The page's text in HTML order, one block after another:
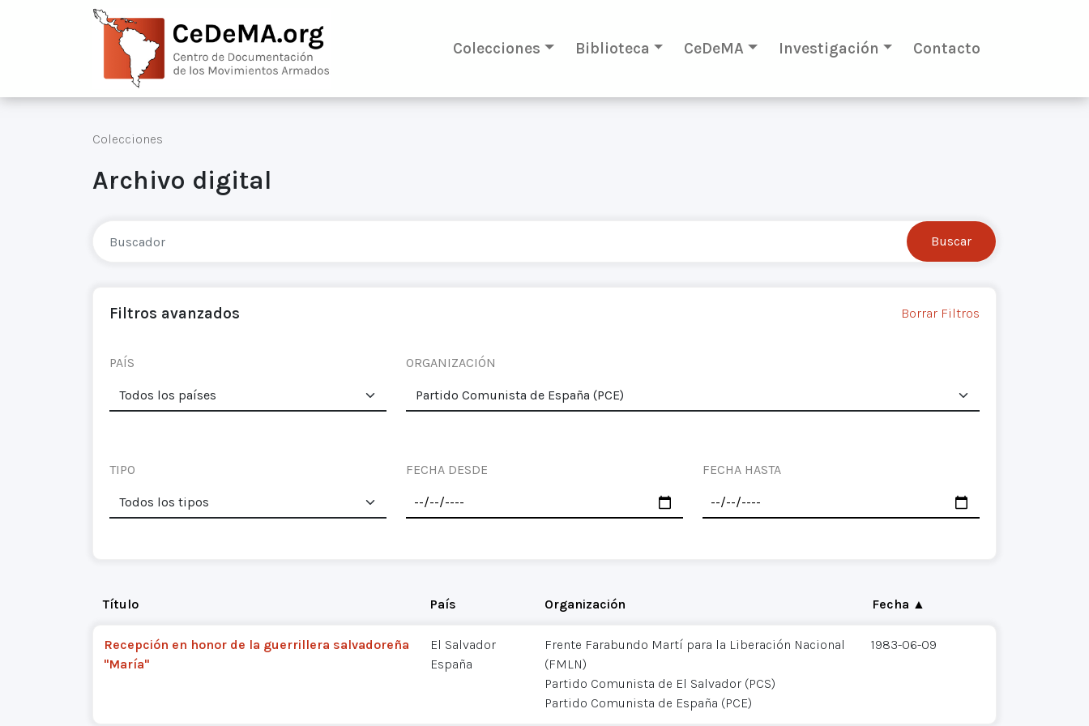
Colecciones Biblioteca CeDeMA Investigación Contacto
Colecciones
Archivo digital
Filtros avanzados Borrar Filtros
PAÍS ORGANIZACIÓN
TIPO FECHA DESDE FECHA HASTA
Título País Organización Fecha ▲
Recepción en honor de la guerrillera salvadoreña
"María"
El Salvador
España
Frente Farabundo Martí para la Liberación Nacional
(FMLN)
Partido Comunista de El Salvador (PCS)
Partido Comunista de España (PCE)
1983-06-09